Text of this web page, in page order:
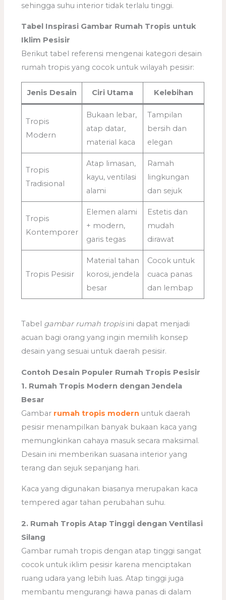
sehingga suhu interior tidak terlalu tinggi.
Tabel Inspirasi Gambar Rumah Tropis untuk
Iklim Pesisir
Berikut tabel referensi mengenai kategori desain
rumah tropis yang cocok untuk wilayah pesisir:
Jenis Desain Ciri Utama Kelebihan
Tropis
Modern
Bukaan lebar,
atap datar,
material kaca
Tampilan
bersih dan
elegan
Tropis
Tradisional
Atap limasan,
kayu, ventilasi
alami
Ramah
lingkungan
dan sejuk
Tropis
Kontemporer
Elemen alami
+ modern,
garis tegas
Estetis dan
mudah
dirawat
Tropis Pesisir
Material tahan
korosi, jendela
besar
Cocok untuk
cuaca panas
dan lembap
Tabel gambar rumah tropisini dapat menjadi
acuan bagi orang yang ingin memilih konsep
desain yang sesuai untuk daerah pesisir.
Contoh Desain Populer Rumah Tropis Pesisir
1. Rumah Tropis Modern dengan Jendela
Besar
Gambar rumah tropis modern untuk daerah
pesisir menampilkan banyak bukaan kaca yang
memungkinkan cahaya masuk secara maksimal.
Desain ini memberikan suasana interior yang
terang dan sejuk sepanjang hari.
Kaca yang digunakan biasanya merupakan kaca
tempered agar tahan perubahan suhu.
2. Rumah Tropis Atap Tinggi dengan Ventilasi
Silang
Gambar rumah tropis dengan atap tinggi sangat
cocok untuk iklim pesisir karena menciptakan
ruang udara yang lebih luas. Atap tinggi juga
membantu mengurangi hawa panas di dalam